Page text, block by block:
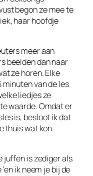
begon ze mee te
haar hoofdje
meer aan
beelden dan naar
ze horen. Elke
van de les
liedjes ze
waarde. Omdat er
is, besloot ik dat
thuis wat kon
juffen is zediger als
ik neem je bij de